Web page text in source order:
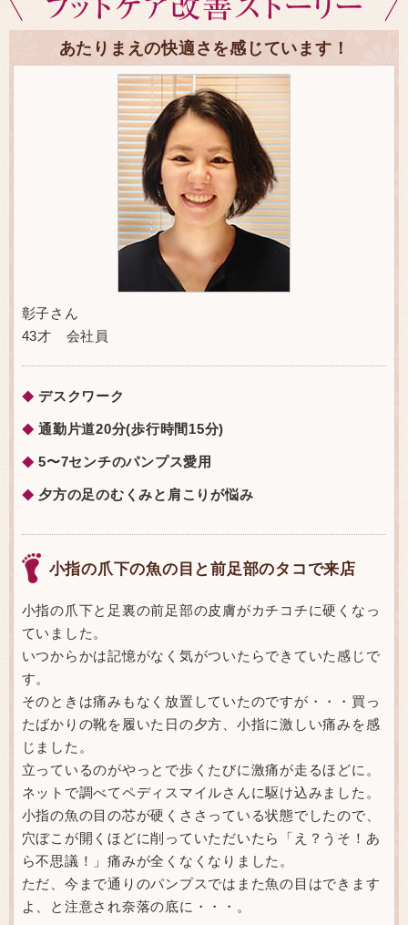
あたりまえの快適さを感じています！
彰子さん
43才 会社員
◆ デスクワーク
◆ 通勤片道20分(歩行時間15分)
◆ 5〜7センチのパンプス愛用
◆ 夕方の足のむくみと肩こりが悩み
小指の爪下の魚の目と前足部のタコで来店
小指の爪下と足裏の前足部の皮膚がカチコチに硬くなっ
ていました。
いつからかは記憶がなく気がついたらできていた感じで
す。
そのときは痛みもなく放置していたのですが・・・買っ
たばかりの靴を履いた日の夕方、小指に激しい痛みを感
じました。
立っているのがやっとで歩くたびに激痛が走るほどに。
ネットで調べてペディスマイルさんに駆け込みました。
小指の魚の目の芯が硬くささっている状態でしたので、
穴ぼこが開くほどに削っていただいたら「え？うそ！あ
ら不思議！」痛みが全くなくなりました。
ただ、今まで通りのパンプスではまた魚の目はできます
よ、と注意され奈落の底に・・・。